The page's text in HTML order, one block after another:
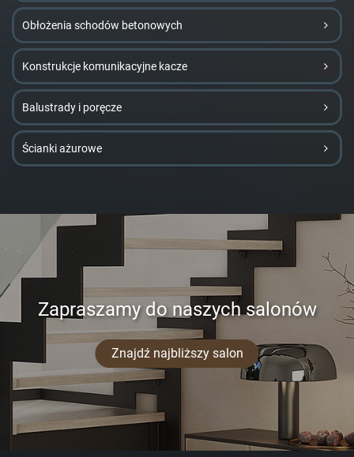
Obłożenia schodów betonowych
Konstrukcje komunikacyjne kacze
Balustrady i poręcze
Ścianki ażurowe
Zapraszamy do naszych salonów
Znajdź najbliższy salon